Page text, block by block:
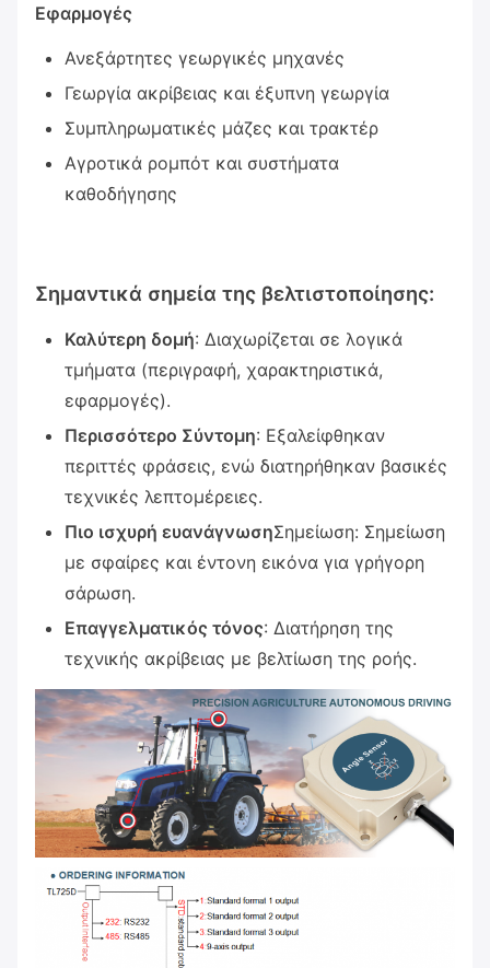
Εφαρμογές
Ανεξάρτητες γεωργικές μηχανές
Γεωργία ακρίβειας και έξυπνη γεωργία
Συμπληρωματικές μάζες και τρακτέρ
Αγροτικά ρομπότ και συστήματα
καθοδήγησης
Σημαντικά σημεία της βελτιστοποίησης:
Καλύτερη δομή: Διαχωρίζεται σε λογικά
τμήματα (περιγραφή, χαρακτηριστικά,
εφαρμογές).
Περισσότερο Σύντομη: Εξαλείφθηκαν
περιττές φράσεις, ενώ διατηρήθηκαν βασικές
τεχνικές λεπτομέρειες.
Πιο ισχυρή ευανάγνωσηΣημείωση: Σημείωση
με σφαίρες και έντονη εικόνα για γρήγορη
σάρωση.
Επαγγελματικός τόνος: Διατήρηση της
τεχνικής ακρίβειας με βελτίωση της ροής.